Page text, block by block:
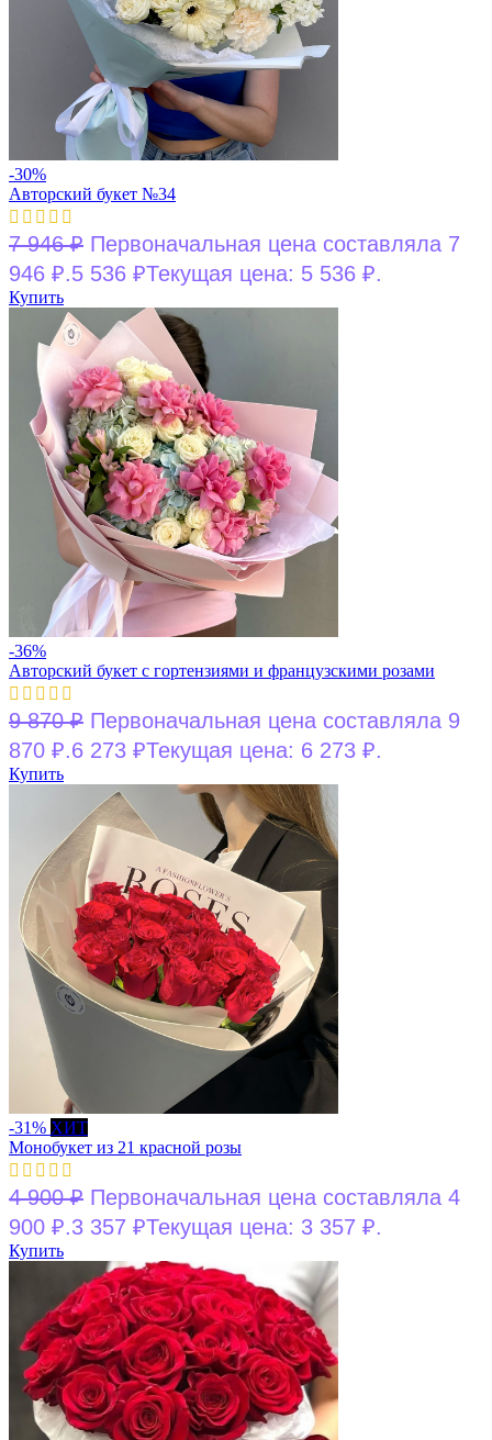
-30%
Авторский букет №34
7 946₽ Первоначальная цена составляла 7
946 ₽.5 536 ₽Текущая цена: 5 536 ₽.
Купить
-36%
Авторский букет с гортензиями и французскими розами
9 870₽ Первоначальная цена составляла 9
870 ₽.6 273 ₽Текущая цена: 6 273 ₽.
Купить
-31% ХИТ
Монобукет из 21 красной розы
4 900₽ Первоначальная цена составляла 4
900 ₽.3 357 ₽Текущая цена: 3 357 ₽.
Купить